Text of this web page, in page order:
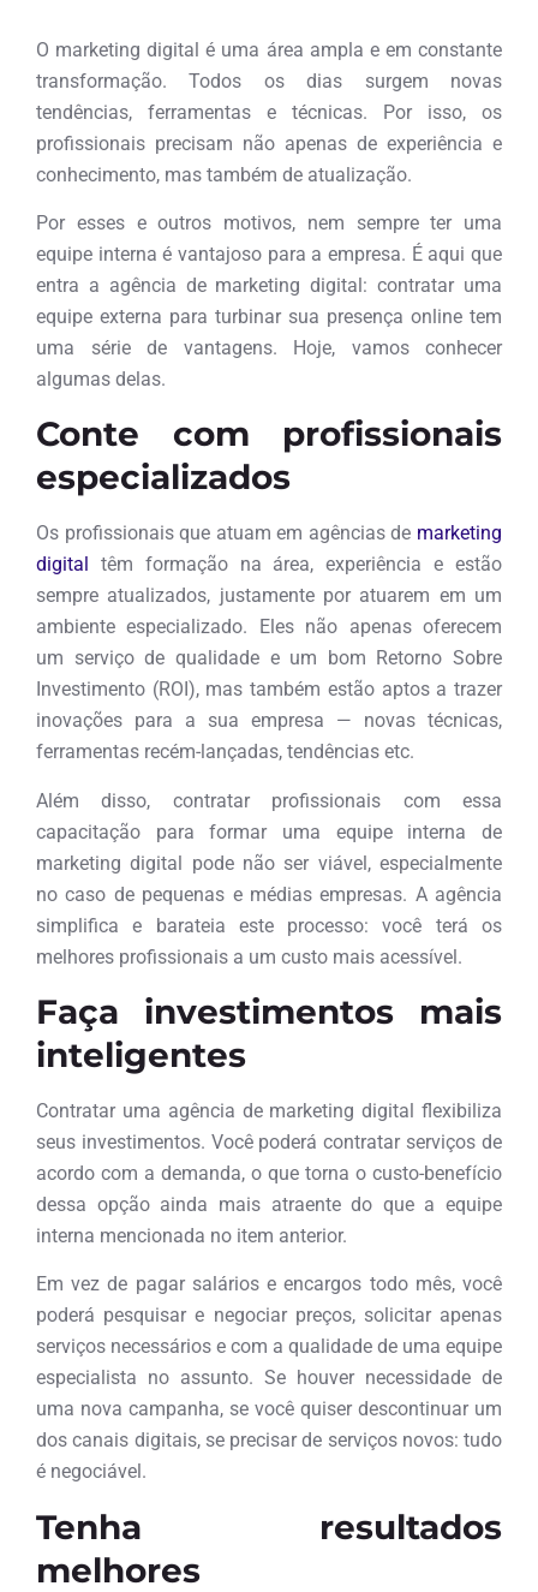
O marketing digital é uma área ampla e em constante
transformação. Todos os dias surgem novas
tendências, ferramentas e técnicas. Por isso, os
profissionais precisam não apenas de experiência e
conhecimento, mas também de atualização.
Por esses e outros motivos, nem sempre ter uma
equipe interna é vantajoso para a empresa. É aqui que
entra a agência de marketing digital: contratar uma
equipe externa para turbinar sua presença online tem
uma série de vantagens. Hoje, vamos conhecer
algumas delas.
Conte com profissionais
especializados
Os profissionais que atuam em agências de marketing
digital
têm formação na área, experiência e estão
sempre atualizados, justamente por atuarem em um
ambiente especializado. Eles não apenas oferecem
um serviço de qualidade e um bom Retorno Sobre
Investimento (ROI), mas também estão aptos a trazer
inovações para a sua empresa — novas técnicas,
ferramentas recém-lançadas, tendências etc.
Além disso, contratar profissionais com essa
capacitação para formar uma equipe interna de
marketing digital pode não ser viável, especialmente
no caso de pequenas e médias empresas. A agência
simplifica e barateia este processo: você terá os
melhores profissionais a um custo mais acessível.
Faça investimentos mais
inteligentes
Contratar uma agência de marketing digital flexibiliza
seus investimentos. Você poderá contratar serviços de
acordo com a demanda, o que torna o custo-benefício
dessa opção ainda mais atraente do que a equipe
interna mencionada no item anterior.
Em vez de pagar salários e encargos todo mês, você
poderá pesquisar e negociar preços, solicitar apenas
serviços necessários e com a qualidade de uma equipe
especialista no assunto. Se houver necessidade de
uma nova campanha, se você quiser descontinuar um
dos canais digitais, se precisar de serviços novos: tudo
é negociável.
Tenha resultados
melhores